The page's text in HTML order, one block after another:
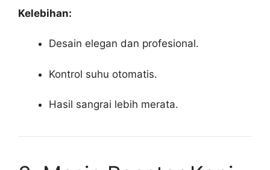
Kelebihan:
Desain elegan dan profesional.
Kontrol suhu otomatis.
Hasil sangrai lebih merata.